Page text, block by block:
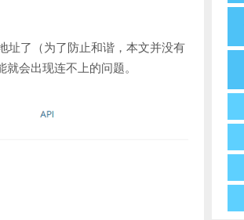
址了（为了防止和谐，本文并没有
会出现连不上的问题。